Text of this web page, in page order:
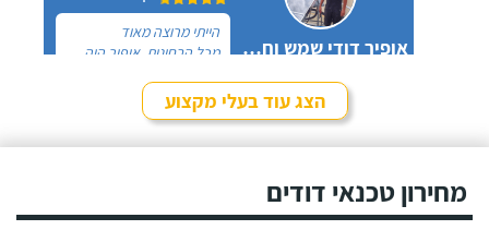
אופיר דודי שמש וחשמל
הייתי מרוצה מאוד
מכל הבחינות, אופיר היה
לראות את המיקום של
ההתקנה, המחיר היה הוגן
היה לארג' והשאיר נקי
חייג עכשיו
הצג עוד בעלי מקצוע
מחירון טכנאי דודים